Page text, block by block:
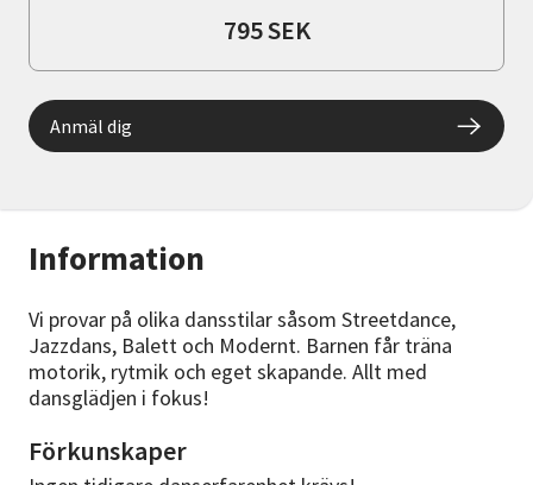
Information
Vi provar på olika dansstilar såsom Streetdance,
Jazzdans, Balett och Modernt. Barnen får träna
motorik, rytmik och eget skapande. Allt med
dansglädjen i fokus!
Förkunskaper
795 SEK
Anmäl dig